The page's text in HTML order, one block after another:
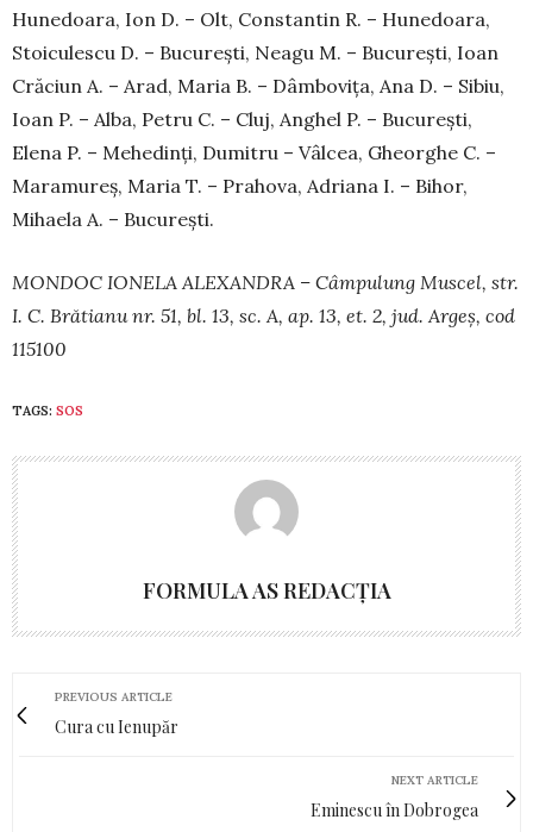
Hunedoara, Ion D. – Olt, Cons­tantin R. – Hunedoara,
Stoi­culescu D. – București, Neagu M. – București, Ioan
Crăciun A. – Arad, Maria B. – Dâmbovița, Ana D. – Sibiu,
Ioan P. – Alba, Petru C. – Cluj, Anghel P. – București,
Elena P. – Mehedinți, Dumitru – Vâlcea, Gheorghe C. –
Maramureș, Maria T. – Prahova, Adriana I. – Bihor,
Mihaela A. – București.
MONDOC IONELA ALEXANDRA – Câmpulung Muscel, str.
I. C. Brătianu nr. 51, bl. 13, sc. A, ap. 13, et. 2, jud. Argeș, cod
115100
TAGS: SOS
FORMULA AS REDACȚIA
PREVIOUS ARTICLE
Cura cu Ienupăr
NEXT ARTICLE
Eminescu în Dobrogea